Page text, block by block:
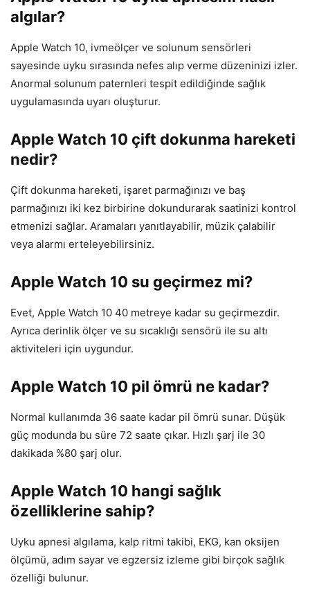
algılar?
Apple Watch 10, ivmeölçer ve solunum sensörleri
sayesinde uyku sırasında nefes alıp verme düzeninizi izler.
Anormal solunum paternleri tespit edildiğinde sağlık
uygulamasında uyarı oluşturur.
Apple Watch 10 çift dokunma hareketi
nedir?
Çift dokunma hareketi, işaret parmağınızı ve baş
parmağınızı iki kez birbirine dokundurarak saatinizi kontrol
etmenizi sağlar. Aramaları yanıtlayabilir, müzik çalabilir
veya alarmı erteleyebilirsiniz.
Apple Watch 10 su geçirmez mi?
Evet, Apple Watch 10 40 metreye kadar su geçirmezdir.
Ayrıca derinlik ölçer ve su sıcaklığı sensörü ile su altı
aktiviteleri için uygundur.
Apple Watch 10 pil ömrü ne kadar?
Normal kullanımda 36 saate kadar pil ömrü sunar. Düşük
güç modunda bu süre 72 saate çıkar. Hızlı şarj ile 30
dakikada %80 şarj olur.
Apple Watch 10 hangi sağlık
özelliklerine sahip?
Uyku apnesi algılama, kalp ritmi takibi, EKG, kan oksijen
ölçümü, adım sayar ve egzersiz izleme gibi birçok sağlık
özelliği bulunur.